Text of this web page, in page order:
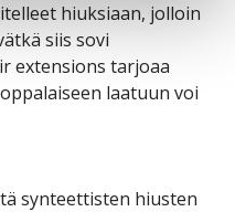
hiuksiaan, jolloin
siis sovi
extensions tarjoaa
laatuun voi
synteettisten hiusten